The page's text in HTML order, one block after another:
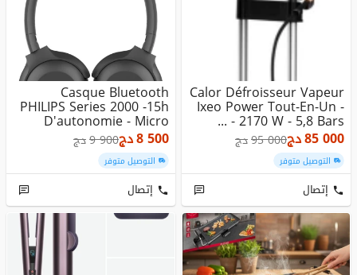
Calor Défroisseur Vapeur
Ixeo Power Tout-En-Un -
2170 W - 5,8 Bars - ...
85 000دج95 000دج
التوصيل متوفر
إتصال
Casque Bluetooth
PHILIPS Series 2000 -15h
D'autonomie - Micro
Integre ...
8 500دج9 900دج
التوصيل متوفر
إتصال